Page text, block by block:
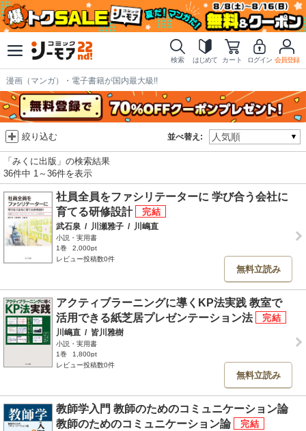
検索 はじめて カート ログイン 会員登録
漫画（マンガ）・電子書籍が国内最大級!!
並べ替え:
絞り込む
「みくに出版」の検索結果
36件中 1～36件を表示
社員全員をファシリテーターに 学び合う会社に
育てる研修設計
武石泉 / 川瀬雅子 / 川嶋直
小説・実用書
1巻
2,000pt
レビュー投稿数0件
無料立読み
アクティブラーニングに導くKP法実践 教室で
活用できる紙芝居プレゼンテーション法
川嶋直 / 皆川雅樹
小説・実用書
1巻
1,800pt
レビュー投稿数0件
無料立読み
教師学入門 教師のためのコミュニケーション論
教師のためのコミュニケーション論